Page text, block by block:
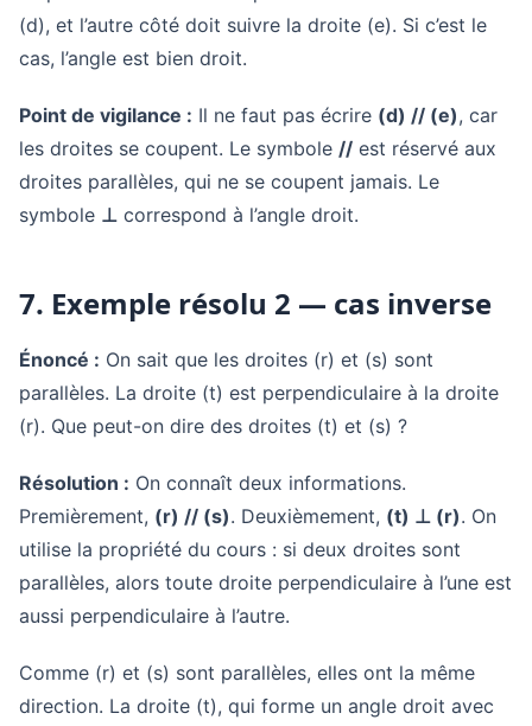
(d), et l’autre côté doit suivre la droite (e). Si c’est le
cas, l’angle est bien droit.
Point de vigilance : Il ne faut pas écrire (d) // (e), car
les droites se coupent. Le symbole // est réservé aux
droites parallèles, qui ne se coupent jamais. Le
symbole ⊥ correspond à l’angle droit.
7. Exemple résolu 2 — cas inverse
Énoncé : On sait que les droites (r) et (s) sont
parallèles. La droite (t) est perpendiculaire à la droite
(r). Que peut-on dire des droites (t) et (s) ?
Résolution : On connaît deux informations.
Premièrement, (r) // (s). Deuxièmement, (t) ⊥ (r). On
utilise la propriété du cours : si deux droites sont
parallèles, alors toute droite perpendiculaire à l’une est
aussi perpendiculaire à l’autre.
Comme (r) et (s) sont parallèles, elles ont la même
direction. La droite (t), qui forme un angle droit avec